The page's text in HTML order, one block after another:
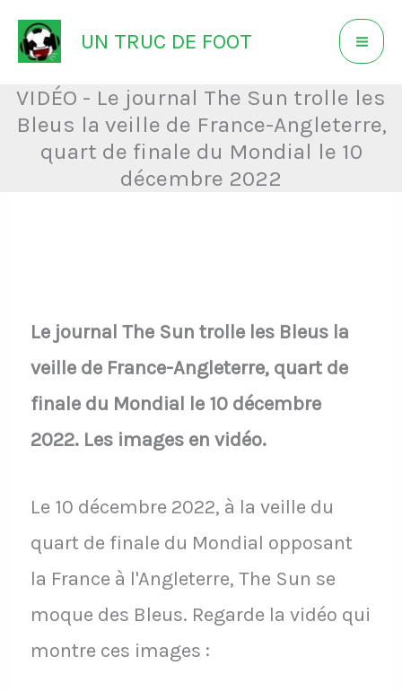
Aller
au
contenu
UN TRUC DE FOOT
VIDÉO - Le journal The Sun trolle les
Bleus la veille de France-Angleterre,
quart de finale du Mondial le 10
décembre 2022
Le journal The Sun trolle les Bleus la
veille de France-Angleterre, quart de
finale du Mondial le 10 décembre
2022. Les images en vidéo.
Le 10 décembre 2022, à la veille du
quart de finale du Mondial opposant
la France à l'Angleterre, The Sun se
moque des Bleus. Regarde la vidéo qui
montre ces images :